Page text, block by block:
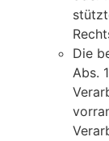
Die
Abs.